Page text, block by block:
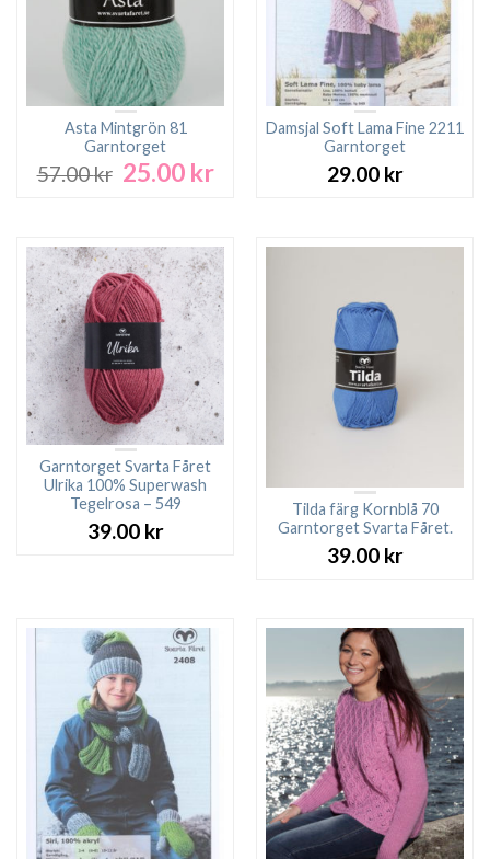
Asta Mintgrön 81
Garntorget
57.00kr Det
57.00 kr.
25.00 krDet
25.00 kr.
Damsjal Soft Lama Fine 2211
Garntorget
29.00 kr
Garntorget Svarta Fåret
Ulrika 100% Superwash
Tegelrosa – 549
39.00 kr
Tilda färg Kornblå 70
Garntorget Svarta Fåret.
39.00 kr